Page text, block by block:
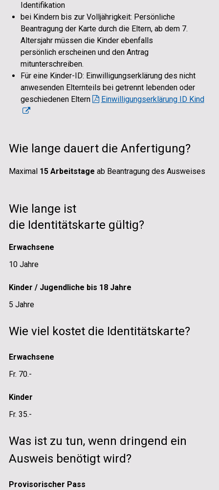
Identifikation
bei Kindern bis zur Volljährigkeit: Persönliche
Beantragung der Karte durch die Eltern, ab dem 7.
Altersjahr müssen die Kinder ebenfalls
persönlich erscheinen und den Antrag
mitunterschreiben.
Für eine Kinder-ID: Einwilligungserklärung des nicht
anwesenden Elternteils bei getrennt lebenden oder
geschiedenen Eltern
Einwilligungserklärung ID Kind
Wie lange dauert die Anfertigung?
Maximal 15 Arbeitstage ab Beantragung des Ausweises
Wie lange ist
die Identitätskarte gültig?
Erwachsene
10 Jahre
Kinder / Jugendliche bis 18 Jahre
5 Jahre
Wie viel kostet die Identitätskarte?
Erwachsene
Fr. 70.-
Kinder
Fr. 35.-
Was ist zu tun, wenn dringend ein
Ausweis benötigt wird?
Provisorischer Pass